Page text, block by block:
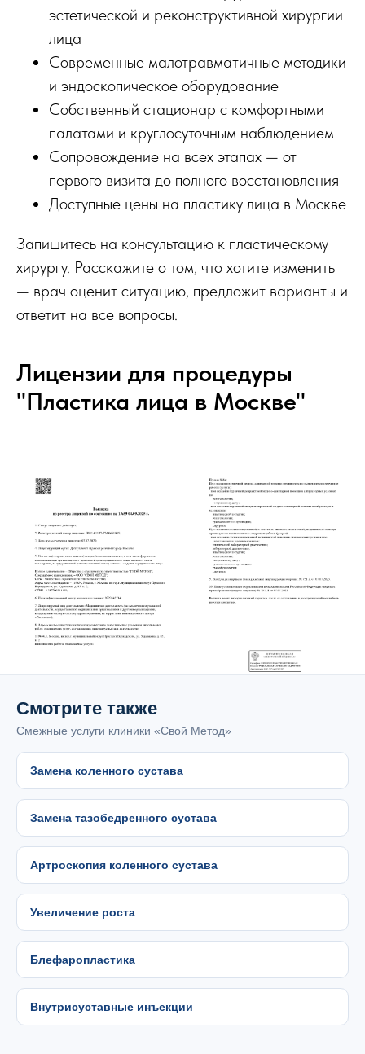
эстетической и реконструктивной хирургии
лица
Современные малотравматичные методики
и эндоскопическое оборудование
Собственный стационар с комфортными
палатами и круглосуточным наблюдением
Сопровождение на всех этапах — от
первого визита до полного восстановления
Доступные цены на пластику лица в Москве
Запишитесь на консультацию к пластическому
хирургу. Расскажите о том, что хотите изменить
— врач оценит ситуацию, предложит варианты и
ответит на все вопросы.
Лицензии для процедуры
"Пластика лица в Москве"
Смотрите также
Смежные услуги клиники «Свой Метод»
Замена коленного сустава
Замена тазобедренного сустава
Артроскопия коленного сустава
Увеличение роста
Блефаропластика
Внутрисуставные инъекции